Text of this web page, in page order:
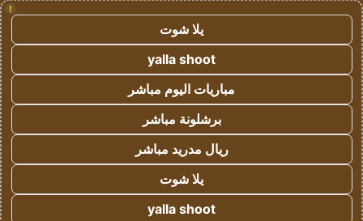
!
يلا شوت
yalla shoot
مباريات اليوم مباشر
برشلونة مباشر
ريال مدريد مباشر
يلا شوت
yalla shoot